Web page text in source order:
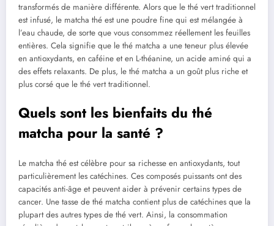
transformés de manière différente. Alors que le thé vert traditionnel
est infusé, le matcha thé est une poudre fine qui est mélangée à
l’eau chaude, de sorte que vous consommez réellement les feuilles
entières. Cela signifie que le thé matcha a une teneur plus élevée
en antioxydants, en caféine et en L-théanine, un acide aminé qui a
des effets relaxants. De plus, le thé matcha a un goût plus riche et
plus corsé que le thé vert traditionnel.
Quels sont les bienfaits du thé
matcha pour la santé ?
Le matcha thé est célèbre pour sa richesse en antioxydants, tout
particulièrement les catéchines. Ces composés puissants ont des
capacités anti-âge et peuvent aider à prévenir certains types de
cancer. Une tasse de thé matcha contient plus de catéchines que la
plupart des autres types de thé vert. Ainsi, la consommation